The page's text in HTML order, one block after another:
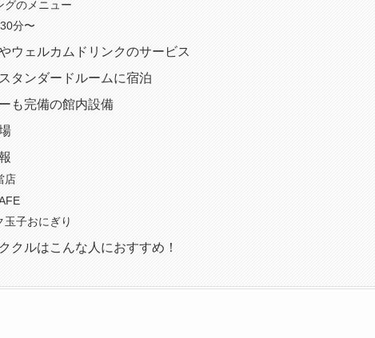
グのメニュー
分〜
ウェルカムドリンクのサービス
タンダードルームに宿泊
も完備の館内設備
店
玉子おにぎり
クルはこんな人におすすめ！